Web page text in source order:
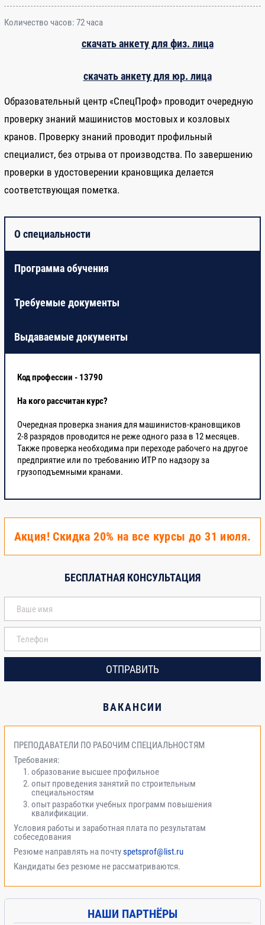
Количество часов: 72 часа
скачать анкету для физ. лица
скачать анкету для юр. лица
Образовательный центр «СпецПроф» проводит очередную
проверку знаний машинистов мостовых и козловых
кранов. Проверку знаний проводит профильный
специалист, без отрыва от производства. По завершению
проверки в удостоверении крановщика делается
соответствующая пометка.
О специальности
Программа обучения
Требуемые документы
Выдаваемые документы
Код профессии - 13790
На кого рассчитан курс?
Очередная проверка знания для машинистов-крановщиков
2-8 разрядов проводится не реже одного раза в 12 месяцев.
Также проверка необходима при переходе рабочего на другое
предприятие или по требованию ИТР по надзору за
грузоподъемными кранами.
Акция! Скидка 20% на все курсы до 31 июля.
БЕСПЛАТНАЯ КОНСУЛЬТАЦИЯ
ОТПРАВИТЬ
ВАКАНСИИ
ПРЕПОДАВАТЕЛИ ПО РАБОЧИМ СПЕЦИАЛЬНОСТЯМ
Требования:
образование высшее профильное
опыт проведения занятий по строительным
специальностям
опыт разработки учебных программ повышения
квалификации.
Условия работы и заработная плата по результатам
собеседования
Резюме направлять на почтуspetsprof@list.ru
Кандидаты без резюме не рассматриваются.
НАШИ ПАРТНЁРЫ